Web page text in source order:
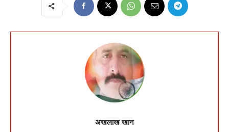
अखलाख खान